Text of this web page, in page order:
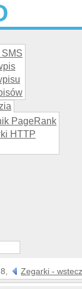
SMS
PageRank
HTTP
Zegarki - wstecz